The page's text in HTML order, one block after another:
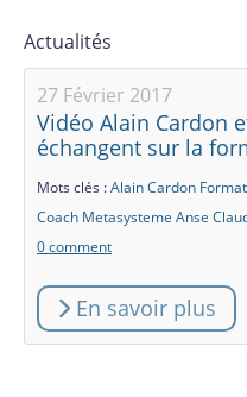
Actualités
27 Février 2017
Vidéo Alain Cardon
échangent sur la
Mots clés :Alain Cardon
Coach Metasysteme Anse
0 comment
En savoir plus